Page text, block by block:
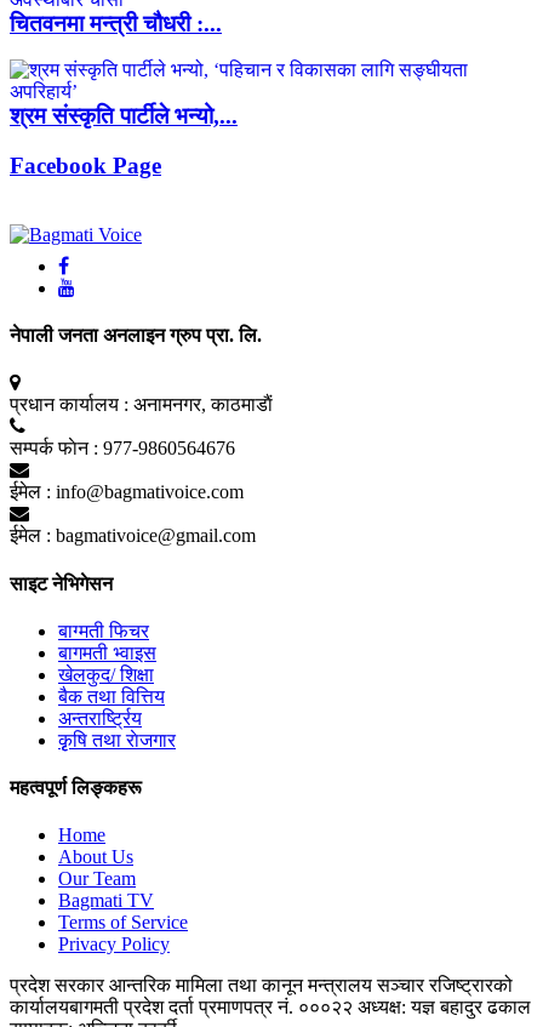
चितवनमा मन्त्री चौधरी :...
श्रम संस्कृति पार्टीले भन्यो,...
Facebook Page
नेपाली जनता अनलाइन ग्रुप प्रा. लि.
प्रधान कार्यालय : अनामनगर, काठमाडाैं
सम्पर्क फाेन : 977-9860564676
ईमेल : info@bagmativoice.com
ईमेल : bagmativoice@gmail.com
साइट नेभिगेसन
बाग्मती फिचर
बागमती भ्वाइस
खेलकुद/ शिक्षा
बैक तथा वित्तिय
अन्तरार्ष्ट्रिय
कृृषि तथा राेजगार
महत्वपूर्ण लिङ्कहरू
Home
About Us
Our Team
Bagmati TV
Terms of Service
Privacy Policy
प्रदेश सरकारआन्तरिक मामिला तथा कानून मन्त्रालयसञ्चार रजिष्ट्रारको
कार्यालयबागमती प्रदेशदर्ता प्रमाणपत्र नं. ०००२२ अध्यक्ष: यज्ञ बहादुर ढकाल